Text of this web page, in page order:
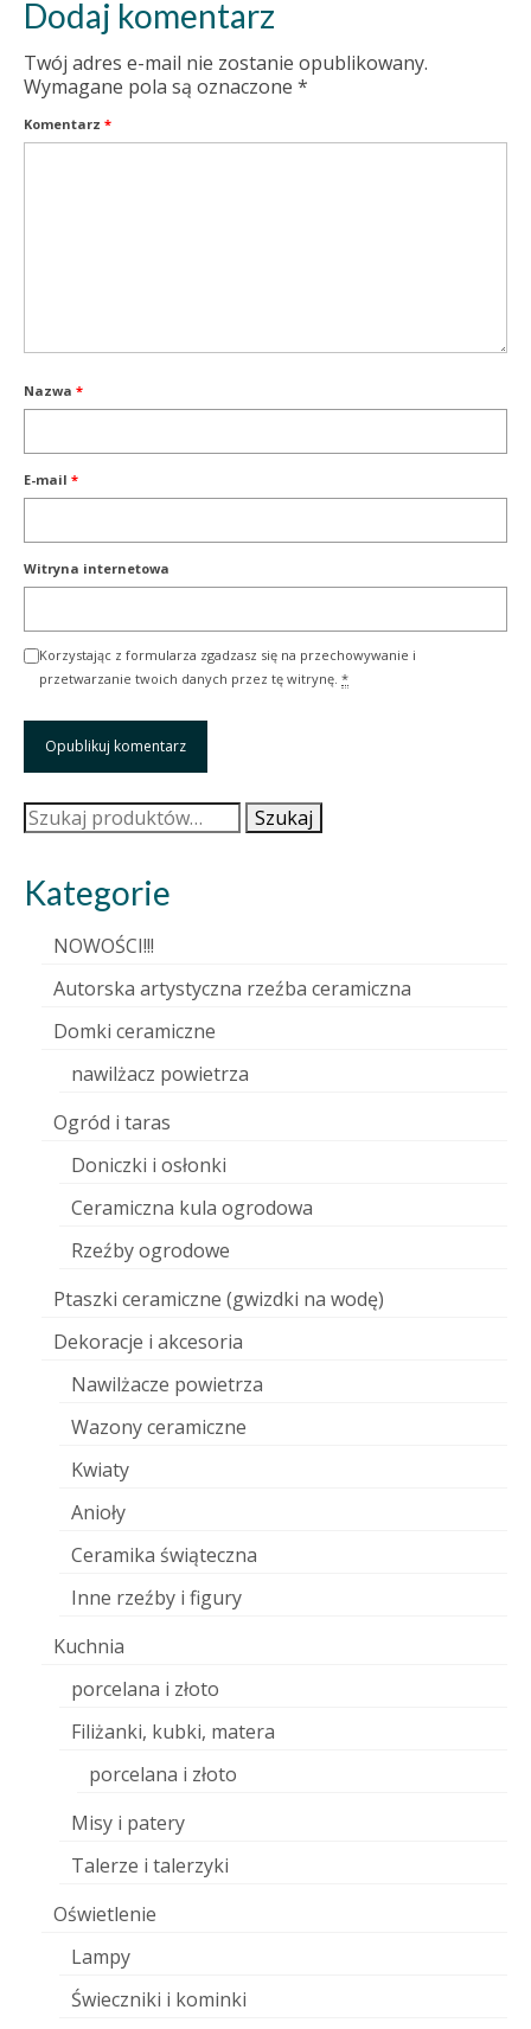
Dodaj komentarz
Twój adres e-mail nie zostanie opublikowany.
Wymagane pola są oznaczone *
Komentarz *
Nazwa *
E-mail *
Witryna internetowa
Korzystając z formularza zgadzasz się na przechowywanie i
przetwarzanie twoich danych przez tę witrynę. *
Szukaj: Szukaj
Kategorie
NOWOŚCI!!!
Autorska artystyczna rzeźba ceramiczna
Domki ceramiczne
nawilżacz powietrza
Ogród i taras
Doniczki i osłonki
Ceramiczna kula ogrodowa
Rzeźby ogrodowe
Ptaszki ceramiczne (gwizdki na wodę)
Dekoracje i akcesoria
Nawilżacze powietrza
Wazony ceramiczne
Kwiaty
Anioły
Ceramika świąteczna
Inne rzeźby i figury
Kuchnia
porcelana i złoto
Filiżanki, kubki, matera
porcelana i złoto
Misy i patery
Talerze i talerzyki
Oświetlenie
Lampy
Świeczniki i kominki